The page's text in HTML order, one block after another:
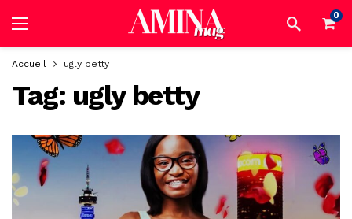
0
Accueil ugly betty
Tag: ugly betty